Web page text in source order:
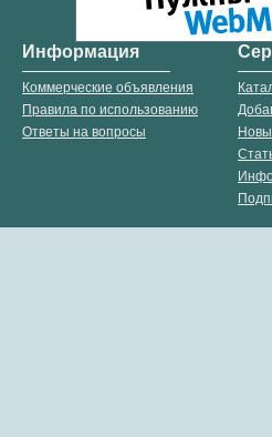
Информация
Коммерческие объявления
Правила по использованию
Ответы на вопросы